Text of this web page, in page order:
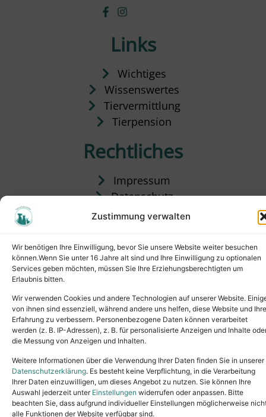
Zustimmung verwalten
Wir benötigen Ihre Einwilligung, bevor Sie unsere Website weiter besuchen
können.Wenn Sie unter 16 Jahre alt sind und Ihre Einwilligung zu optionalen
Services geben möchten, müssen Sie Ihre Erziehungsberechtigten um
Erlaubnis bitten.
Wir verwenden Cookies und andere Technologien auf unserer Website.
von ihnen sind essenziell, während andere uns helfen, diese Website und Ihre
Erfahrung zu verbessern. Personenbezogene Daten können verarbeitet
werden (z. B. IP-Adressen), z. B. für personalisierte Anzeigen und Inhalte
die Messung von Anzeigen und Inhalten.
Weitere Informationen über die Verwendung Ihrer Daten finden Sie in unserer
Datenschutzerklärung. Es besteht keine Verpflichtung, in die Verarbeitung
Ihrer Daten einzuwilligen, um dieses Angebot zu nutzen. Sie können Ihre
Auswahl jederzeit unter Einstellungen widerrufen oder anpassen. Bitte
beachten Sie, dass aufgrund individueller Einstellungen möglicherweise
alle Funktionen der Website verfügbar sind.
Links
Wichtiges
Wissenswertes
Tiervermittlung
Tierpension
Rechtliches
Impressum
Datenschutz
Satzung
Copyright © 2024. All rights reserved.
Tel.: (02631) 55356buero@tierheim-neuwied.de
Ludwigshof 1, 56567 Neuwied